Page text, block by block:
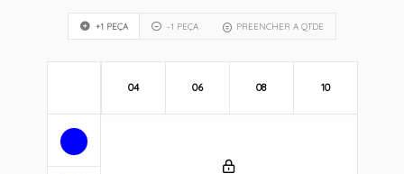
+1 PEÇA -1 PEÇA PREENCHER A QTDE
04 06 08 10